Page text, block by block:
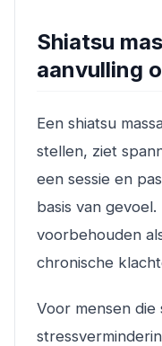
Shiatsu
aanvulling
Een shiatsu
stellen, ziet
een sessie en
basis van
voorbehouden
chronische
Voor mensen